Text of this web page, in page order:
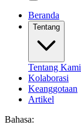
Beranda
Tentang
Tentang Kami
Kolaborasi
Keanggotaan
Artikel
Bahasa: